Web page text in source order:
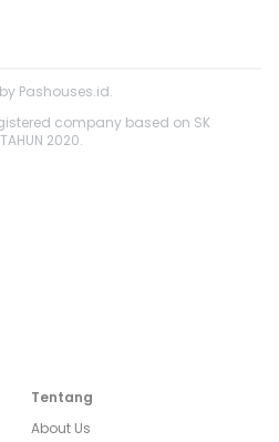
by Pashouses.id.
company based on SK
2020.
Tentang
About Us